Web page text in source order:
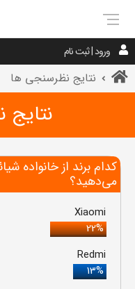
ورود | ثبت نام
نتایج نظرسنجی ها
کدام برند از خانواده
می‌دهید؟
Xiaomi
22%
Redmi
13%